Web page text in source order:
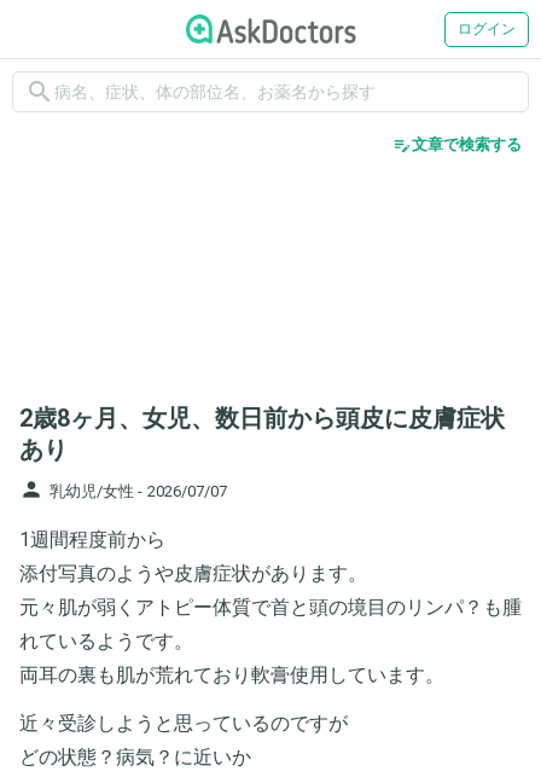
ログイン
search
edit_note文章で検索する
2歳8ヶ月、女児、数日前から頭皮に皮膚症状
あり
person 乳幼児/女性 - 2026/07/07
1週間程度前から
添付写真のようや皮膚症状があります。
元々肌が弱くアトピー体質で首と頭の境目のリンパ？も腫
れているようです。
両耳の裏も肌が荒れており軟膏使用しています。
近々受診しようと思っているのですが
どの状態？病気？に近いか